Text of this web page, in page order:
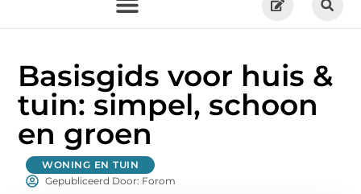
Basisgids voor huis &
tuin: simpel, schoon
en groen
WONING EN TUIN
Gepubliceerd Door: Forom